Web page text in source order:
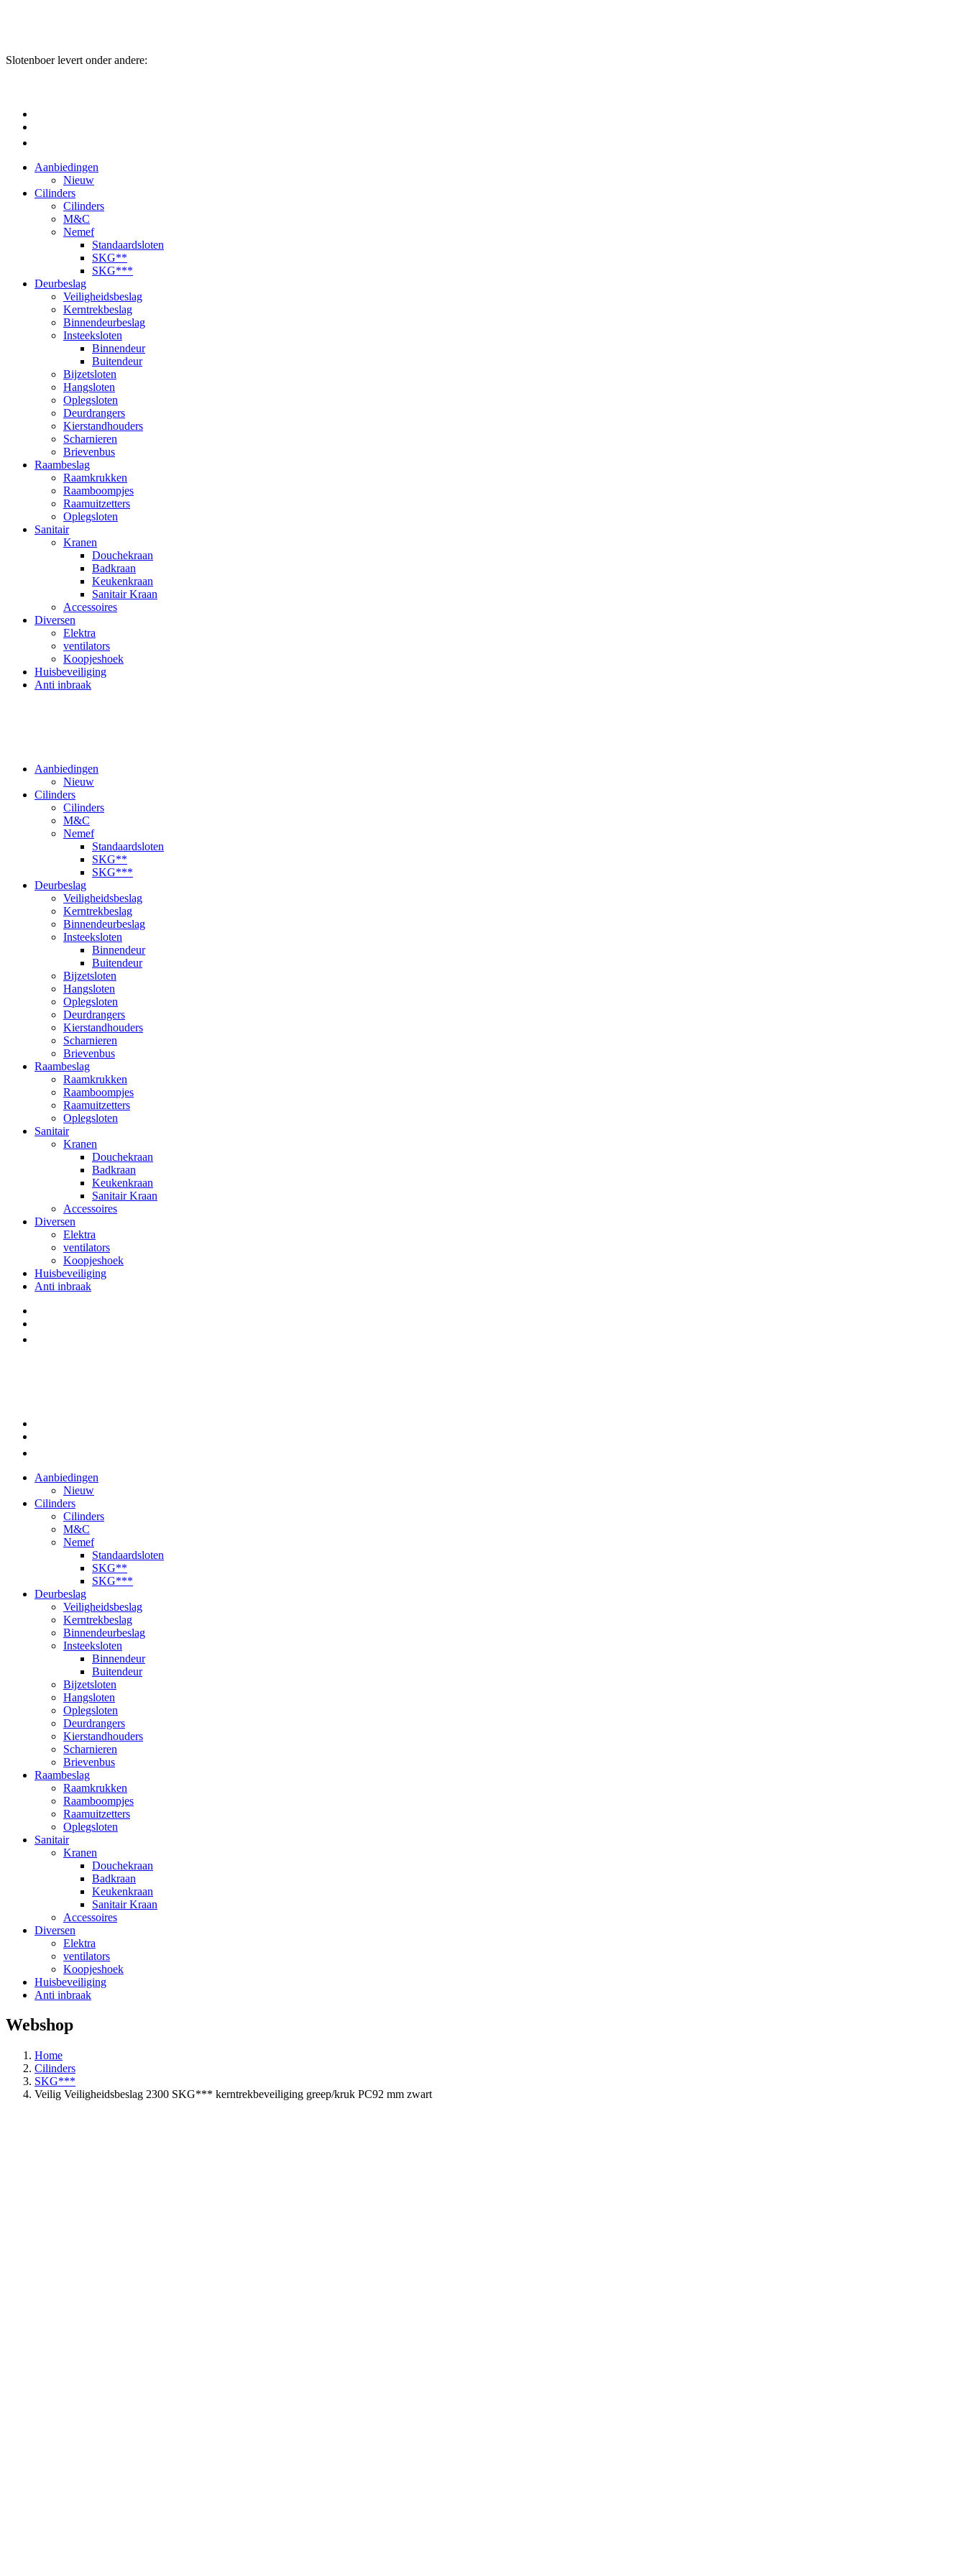
Slotenboer levert onder andere:
Aanbiedingen
Nieuw
Cilinders
Cilinders
M&C
Nemef
Standaardsloten
SKG**
SKG***
Deurbeslag
Veiligheidsbeslag
Kerntrekbeslag
Binnendeurbeslag
Insteeksloten
Binnendeur
Buitendeur
Bijzetsloten
Hangsloten
Oplegsloten
Deurdrangers
Kierstandhouders
Scharnieren
Brievenbus
Raambeslag
Raamkrukken
Raamboompjes
Raamuitzetters
Oplegsloten
Sanitair
Kranen
Douchekraan
Badkraan
Keukenkraan
Sanitair Kraan
Accessoires
Diversen
Elektra
ventilators
Koopjeshoek
Huisbeveiliging
Anti inbraak
Aanbiedingen
Nieuw
Cilinders
Cilinders
M&C
Nemef
Standaardsloten
SKG**
SKG***
Deurbeslag
Veiligheidsbeslag
Kerntrekbeslag
Binnendeurbeslag
Insteeksloten
Binnendeur
Buitendeur
Bijzetsloten
Hangsloten
Oplegsloten
Deurdrangers
Kierstandhouders
Scharnieren
Brievenbus
Raambeslag
Raamkrukken
Raamboompjes
Raamuitzetters
Oplegsloten
Sanitair
Kranen
Douchekraan
Badkraan
Keukenkraan
Sanitair Kraan
Accessoires
Diversen
Elektra
ventilators
Koopjeshoek
Huisbeveiliging
Anti inbraak
Aanbiedingen
Nieuw
Cilinders
Cilinders
M&C
Nemef
Standaardsloten
SKG**
SKG***
Deurbeslag
Veiligheidsbeslag
Kerntrekbeslag
Binnendeurbeslag
Insteeksloten
Binnendeur
Buitendeur
Bijzetsloten
Hangsloten
Oplegsloten
Deurdrangers
Kierstandhouders
Scharnieren
Brievenbus
Raambeslag
Raamkrukken
Raamboompjes
Raamuitzetters
Oplegsloten
Sanitair
Kranen
Douchekraan
Badkraan
Keukenkraan
Sanitair Kraan
Accessoires
Diversen
Elektra
ventilators
Koopjeshoek
Huisbeveiliging
Anti inbraak
Webshop
Home
Cilinders
SKG***
Veilig Veiligheidsbeslag 2300 SKG*** kerntrekbeveiliging greep/kruk PC92 mm zwart